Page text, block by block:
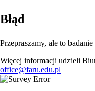
Błąd
Przepraszamy, ale to
Więcej informacji udzieli
office@faru.edu.pl